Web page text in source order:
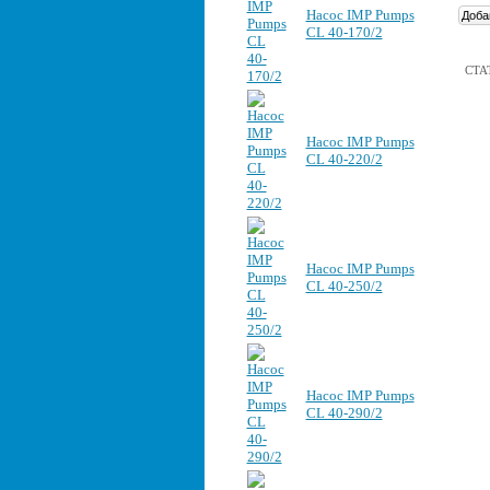
Насос IMP Pumps
CL 40-170/2
Насос IMP Pumps
CL 40-220/2
Насос IMP Pumps
CL 40-250/2
Насос IMP Pumps
CL 40-290/2